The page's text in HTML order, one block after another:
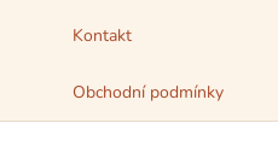
Kontakt
Obchodní podmínky